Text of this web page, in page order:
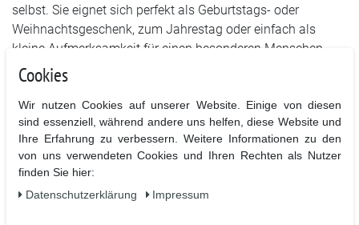
selbst. Sie eignet sich perfekt als Geburtstags- oder
Weihnachtsgeschenk, zum Jahrestag oder einfach als
kleine Aufmerksamkeit für einen besonderen Menschen.
Mit ihrem originellen und einzigartigen Design wird sie
aufhellen.
Die Kaffeetasse besteht aus hochwertigem Porzellan, das
nicht nur robust und langlebig ist, sondern auch für eine
perfekte Isolierung sorgt. So bleibt Ihr Kaffee oder Tee
länger heiß und Sie können ihn in Ruhe genießen. Dank der
Cookies
Wir nutzen Cookies auf unserer Website. Einige von diesen
sind essenziell, während andere uns helfen, diese Website und
Ihre Erfahrung zu verbessern. Weitere Informationen zu den
von uns verwendeten Cookies und Ihren Rechten als Nutzer
finden Sie hier:
Daten­schutz­erklärung
Impressum